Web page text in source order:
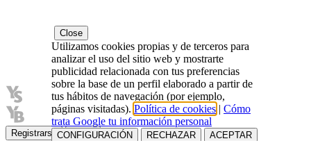
Registrarse Entrar
Close
Utilizamos cookies propias y de terceros para
analizar el uso del sitio web y mostrarte
publicidad relacionada con tus preferencias
sobre la base de un perfil elaborado a partir de
tus hábitos de navegación (por ejemplo,
páginas visitadas). Política de cookies | Cómo
trata Google tu información personal
CONFIGURACIÓN RECHAZAR ACEPTAR